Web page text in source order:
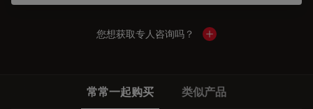
您想获取专人咨询吗？ Show local contacts
常常一起购买 类似产品